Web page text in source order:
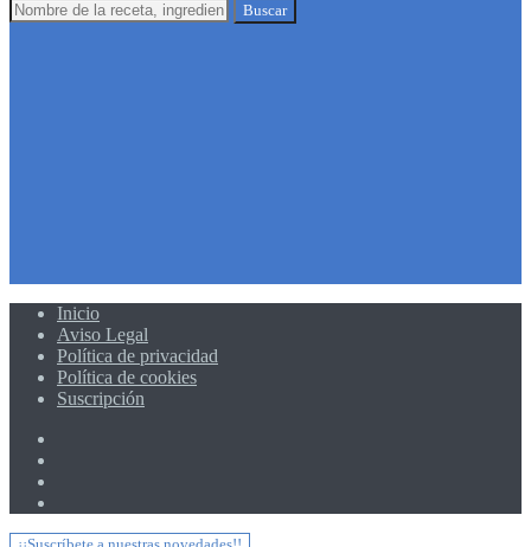
Buscar
Inicio
Aviso Legal
Política de privacidad
Política de cookies
Suscripción